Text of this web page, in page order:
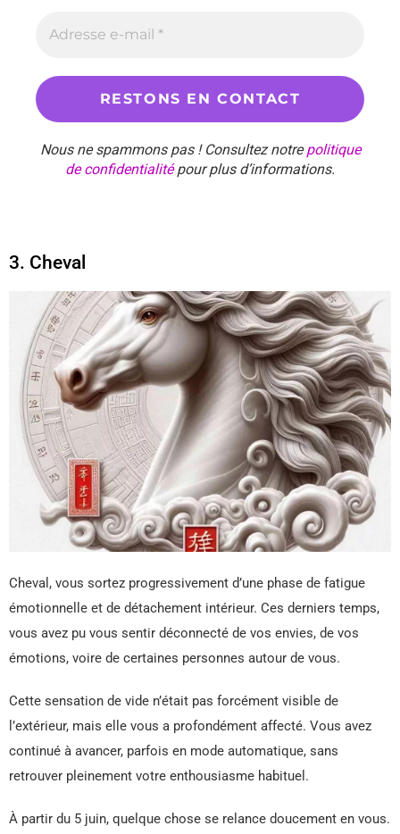
Nous ne spammons pas ! Consultez notrepolitique
de confidentialitépour plus d’informations.
3. Cheval
Cheval, vous sortez progressivement d’une phase de fatigue
émotionnelle et de détachement intérieur. Ces derniers temps,
vous avez pu vous sentir déconnecté de vos envies, de vos
émotions, voire de certaines personnes autour de vous.
Cette sensation de vide n’était pas forcément visible de
l’extérieur, mais elle vous a profondément affecté. Vous avez
continué à avancer, parfois en mode automatique, sans
retrouver pleinement votre enthousiasme habituel.
À partir du 5 juin, quelque chose se relance doucement en vous.